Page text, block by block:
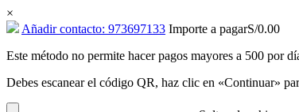
×
Añadir contacto: 973697133 Importe a pagarS/0.00
Este método no permite hacer pagos mayores a 500 por
Debes escanear el código QR, haz clic en «Continuar»